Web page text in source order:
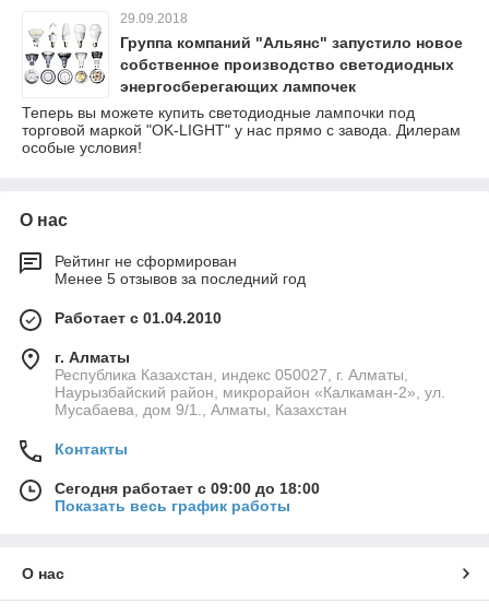
29.09.2018
Группа компаний "Альянс" запустило новое
собственное производство светодиодных
энергосберегающих лампочек
Теперь вы можете купить светодиодные лампочки под
торговой маркой "OK-LIGHT" у нас прямо с завода. Дилерам
особые условия!
О нас
Рейтинг не сформирован
Менее 5 отзывов за последний год
Работает с 01.04.2010
г. Алматы
Республика Казахстан, индекс 050027, г. Алматы,
Наурызбайский район, микрорайон «Калкаман-2», ул.
Мусабаева, дом 9/1., Алматы, Казахстан
Контакты
Сегодня работает с 09:00 до 18:00
Показать весь график работы
О нас